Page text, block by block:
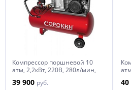
Компрессор поршневой 10
атм, 2,2кВт, 220В, 280л/мин,
100л СОРОКИН
39 900 руб. 40